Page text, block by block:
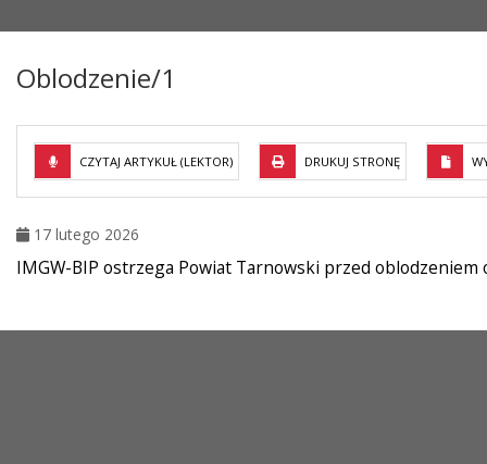
Oblodzenie/1
CZYTAJ ARTYKUŁ (LEKTOR) DRUKUJ STRONĘ
17 lutego 2026
IMGW-BIP ostrzega Powiat Tarnowski przed oblodzeniem